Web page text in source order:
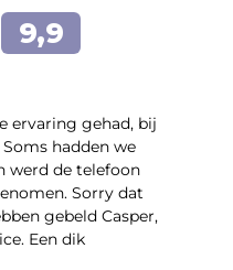
ervaring gehad, bij
hadden we
werd de telefoon
Sorry dat
gebeld Casper,
Een dik